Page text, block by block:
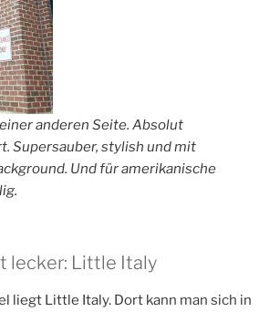
anderen Seite. Absolut
Supersauber, stylish und mit
Und für amerikanische
lecker: Little Italy
liegt Little Italy. Dort kann man sich in